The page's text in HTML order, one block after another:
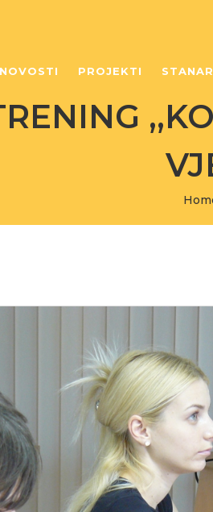
NOVOSTI PROJEKTI